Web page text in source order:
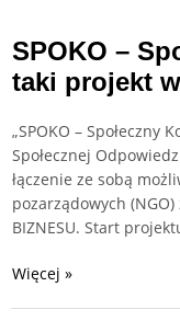
SPOKO –
taki projekt
„SPOKO – Społeczny
Społecznej
łączenie ze sobą
pozarządowych
BIZNESU. Start
Więcej »